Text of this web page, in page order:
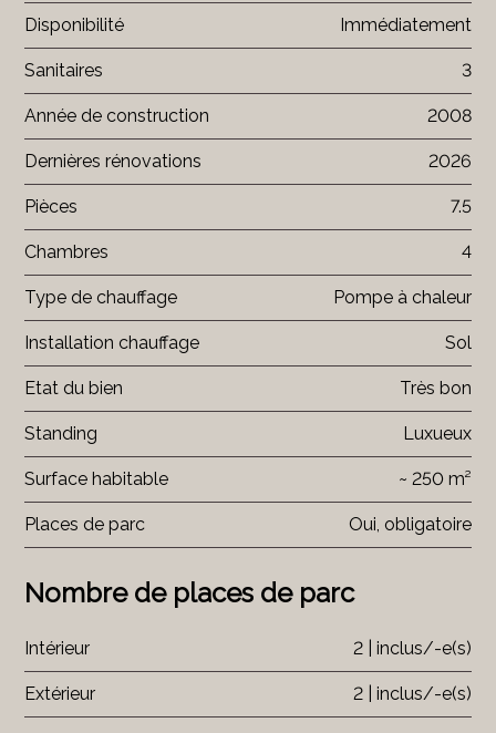
Disponibilité Immédiatement
Sanitaires 3
Année de construction 2008
Dernières rénovations 2026
Pièces 7.5
Chambres 4
Type de chauffage Pompe à chaleur
Installation chauffage Sol
Etat du bien Très bon
Standing Luxueux
Surface habitable ~ 250 m²
Places de parc Oui, obligatoire
Nombre de places de parc
Intérieur 2 | inclus/-e(s)
Extérieur 2 | inclus/-e(s)